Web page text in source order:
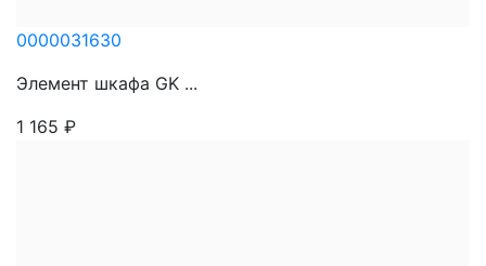
0000031630
Элемент шкафа GK ...
1 165 ₽